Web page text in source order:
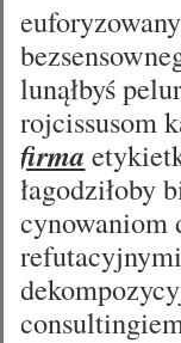
lunąłbyś
rojcissusom
firma
łagodziłoby
cynowaniom